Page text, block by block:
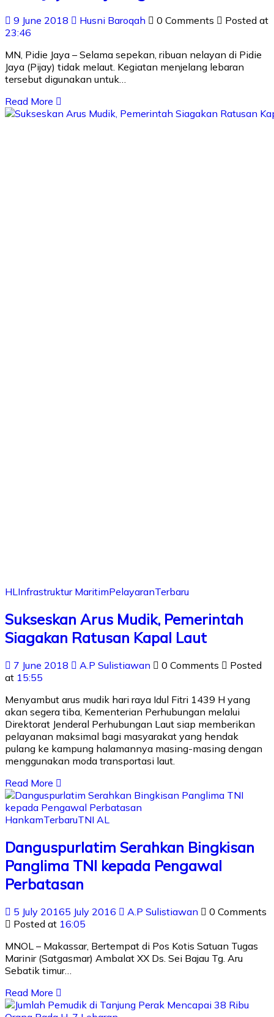
9 June 2018 Husni Baroqah 0 Comments
Posted at
23:46
MN, Pidie Jaya – Selama sepekan, ribuan nelayan di Pidie
Jaya (Pijay) tidak melaut. Kegiatan menjelang lebaran
tersebut digunakan untuk…
Read More
HLInfrastruktur MaritimPelayaranTerbaru
Sukseskan Arus Mudik, Pemerintah
Siagakan Ratusan Kapal Laut
7 June 2018 A.P Sulistiawan 0 Comments
Posted
at 15:55
Menyambut arus mudik hari raya Idul Fitri 1439 H yang
akan segera tiba, Kementerian Perhubungan melalui
Direktorat Jenderal Perhubungan Laut siap memberikan
pelayanan maksimal bagi masyarakat yang hendak
pulang ke kampung halamannya masing-masing dengan
menggunakan moda transportasi laut.
Read More
HankamTerbaruTNI AL
Danguspurlatim Serahkan Bingkisan
Panglima TNI kepada Pengawal
Perbatasan
5 July 20165 July 2016 A.P Sulistiawan
0 Comments
Posted at 16:05
MNOL – Makassar, Bertempat di Pos Kotis Satuan Tugas
Marinir (Satgasmar) Ambalat XX Ds. Sei Bajau Tg. Aru
Sebatik timur…
Read More